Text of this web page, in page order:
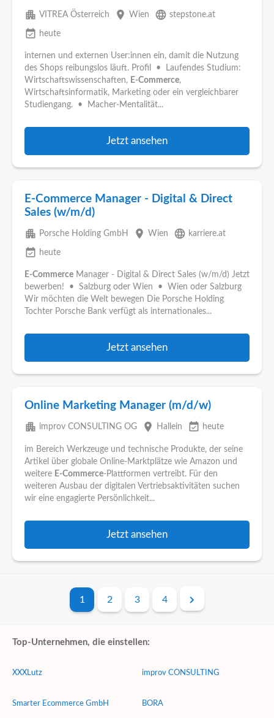
apartment VITREA Österreich place Wien language stepstone.at
event_available heute
internen und externen User:innen ein, damit die Nutzung
des Shops reibungslos läuft. Profil • Laufendes Studium:
Wirtschaftswissenschaften, E-Commerce,
Wirtschaftsinformatik, Marketing oder ein vergleichbarer
Studiengang. • Macher-Mentalität...
Jetzt ansehen
E-Commerce Manager - Digital & Direct
Sales (w/m/d)
apartment Porsche Holding GmbH place Wien language karriere.at
event_available heute
E-Commerce Manager - Digital & Direct Sales (w/m/d) Jetzt
bewerben! • Salzburg oder Wien • Wien oder Salzburg
Wir möchten die Welt bewegen Die Porsche Holding
Tochter Porsche Bank verfügt als internationales...
Jetzt ansehen
Online Marketing Manager (m/d/w)
apartment improv CONSULTING OG place Hallein event_available heute
im Bereich Werkzeuge und technische Produkte, der seine
Artikel über globale Online-Marktplätze wie Amazon und
weitere E-Commerce-Plattformen vertreibt. Für den
weiteren Ausbau der digitalen Vertriebsaktivitäten suchen
wir eine engagierte Persönlichkeit...
Jetzt ansehen
1 2 3 4
Top-Unternehmen, die einstellen:
XXXLutz
Smarter Ecommerce GmbH
improv CONSULTING
BORA